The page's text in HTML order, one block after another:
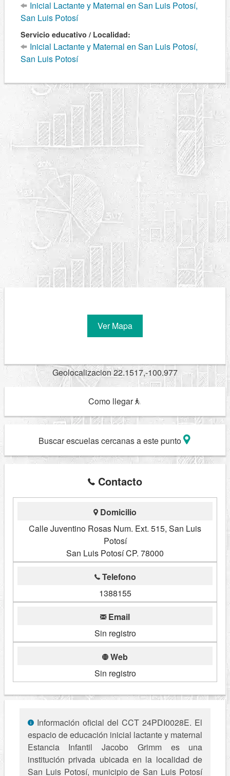
Inicial Lactante y Maternal en San Luis Potosí,
San Luis Potosí
Servicio educativo / Localidad:
Inicial Lactante y Maternal en San Luis Potosí,
San Luis Potosí
Ver Mapa
Geolocalizacion 22.1517,-100.977
Como llegar
Buscar escuelas cercanas a este punto
Contacto
Domicilio
Calle Juventino Rosas Num. Ext. 515, San Luis
Potosí
San Luis Potosí CP. 78000
Telefono
1388155
Email
Sin registro
Web
Sin registro
Información oficial del CCT 24PDI0028E. El
espacio de educación inicial lactante y maternal
Estancia Infantil Jacobo Grimm es una
institución privada ubicada en la localidad de
San Luis Potosí, municipio de San Luis Potosí